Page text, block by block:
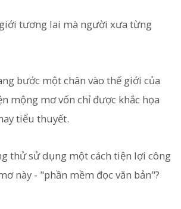
tương lai mà người xưa từng
bước một chân vào thế giới của
mộng mơ vốn chỉ được khắc họa
tiểu thuyết.
thử sử dụng một cách tiện lợi công
này - "phần mềm đọc văn bản"?